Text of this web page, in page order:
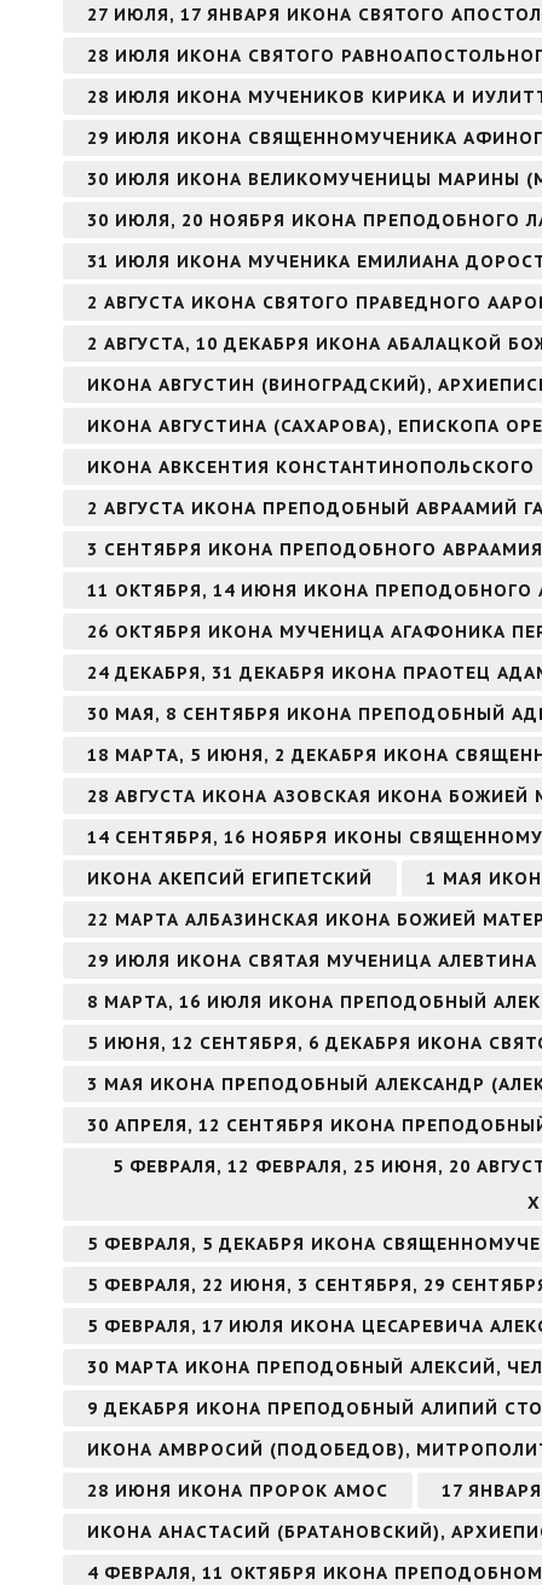
27 ИЮЛЯ, 17 ЯНВАРЯ ИКОНА СВЯТОГО
28 ИЮЛЯ ИКОНА СВЯТОГО
28 ИЮЛЯ ИКОНА МУЧЕНИКОВ КИРИКА И
29 ИЮЛЯ ИКОНА СВЯЩЕННОМУЧЕНИКА
30 ИЮЛЯ ИКОНА ВЕЛИКОМУЧЕНИЦЫ МАРИНЫ
30 ИЮЛЯ, 20 НОЯБРЯ ИКОНА ПРЕПОДОБНОГО
31 ИЮЛЯ ИКОНА МУЧЕНИКА ЕМИЛИАНА
2 АВГУСТА ИКОНА СВЯТОГО ПРАВЕДНОГО
2 АВГУСТА, 10 ДЕКАБРЯ ИКОНА АБАЛАЦКОЙ
ИКОНА АВГУСТИН (ВИНОГРАДСКИЙ),
ИКОНА АВГУСТИНА (САХАРОВА), ЕПИСКОПА
ИКОНА АВКСЕНТИЯ КОНСТАНТИНОПОЛЬСКОГО
2 АВГУСТА ИКОНА ПРЕПОДОБНЫЙ АВРААМИЙ
3 СЕНТЯБРЯ ИКОНА ПРЕПОДОБНОГО
11 ОКТЯБРЯ, 14 ИЮНЯ ИКОНА ПРЕПОДОБНОГО
26 ОКТЯБРЯ ИКОНА МУЧЕНИЦА АГАФОНИКА
24 ДЕКАБРЯ, 31 ДЕКАБРЯ ИКОНА ПРАОТЕЦ
30 МАЯ, 8 СЕНТЯБРЯ ИКОНА ПРЕПОДОБНЫЙ
18 МАРТА, 5 ИЮНЯ, 2 ДЕКАБРЯ ИКОНА
28 АВГУСТА ИКОНА АЗОВСКАЯ ИКОНА БОЖИЕЙ
14 СЕНТЯБРЯ, 16 НОЯБРЯ ИКОНЫ
ИКОНА АКЕПСИЙ ЕГИПЕТСКИЙ
1 МАЯ
22 МАРТА АЛБАЗИНСКАЯ ИКОНА БОЖИЕЙ
29 ИЮЛЯ ИКОНА СВЯТАЯ МУЧЕНИЦА
8 МАРТА, 16 ИЮЛЯ ИКОНА ПРЕПОДОБНЫЙ
5 ИЮНЯ, 12 СЕНТЯБРЯ, 6 ДЕКАБРЯ ИКОНА
3 МАЯ ИКОНА ПРЕПОДОБНЫЙ АЛЕКСАНДР
30 АПРЕЛЯ, 12 СЕНТЯБРЯ ИКОНА
5 ФЕВРАЛЯ, 12 ФЕВРАЛЯ, 25 ИЮНЯ, 20
5 ФЕВРАЛЯ, 5 ДЕКАБРЯ ИКОНА
5 ФЕВРАЛЯ, 22 ИЮНЯ, 3 СЕНТЯБРЯ, 29
5 ФЕВРАЛЯ, 17 ИЮЛЯ ИКОНА ЦЕСАРЕВИЧА
30 МАРТА ИКОНА ПРЕПОДОБНЫЙ АЛЕКСИЙ,
9 ДЕКАБРЯ ИКОНА ПРЕПОДОБНЫЙ АЛИПИЙ
ИКОНА АМВРОСИЙ (ПОДОБЕДОВ),
28 ИЮНЯ ИКОНА ПРОРОК АМОС
17
ИКОНА АНАСТАСИЙ (БРАТАНОВСКИЙ),
4 ФЕВРАЛЯ, 11 ОКТЯБРЯ ИКОНА